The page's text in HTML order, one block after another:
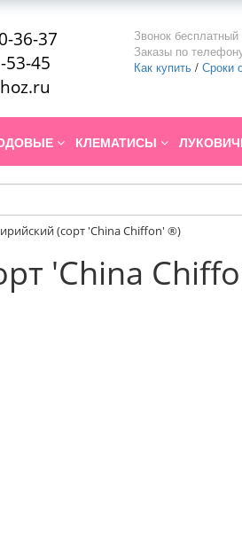
36-37
53-45
Звонок
Заказы по
Как купить / Сроки
КЛЕМАТИСЫ
(сорт 'China Chiffon' ®)
'China